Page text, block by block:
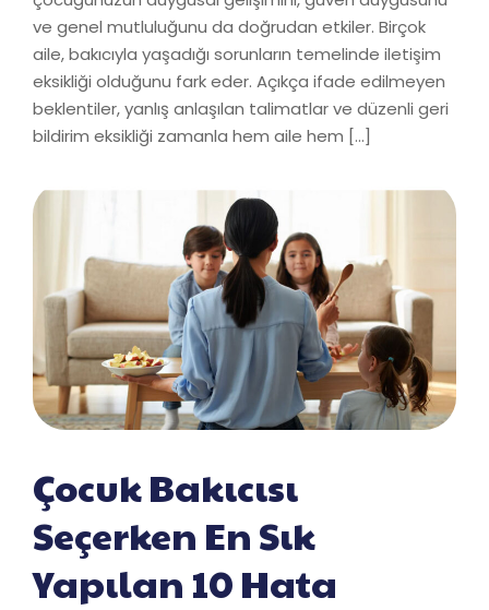
ve genel mutluluğunu da doğrudan etkiler. Birçok
aile, bakıcıyla yaşadığı sorunların temelinde iletişim
eksikliği olduğunu fark eder. Açıkça ifade edilmeyen
beklentiler, yanlış anlaşılan talimatlar ve düzenli geri
bildirim eksikliği zamanla hem aile hem […]
Çocuk Bakıcısı
Seçerken En Sık
Yapılan 10 Hata